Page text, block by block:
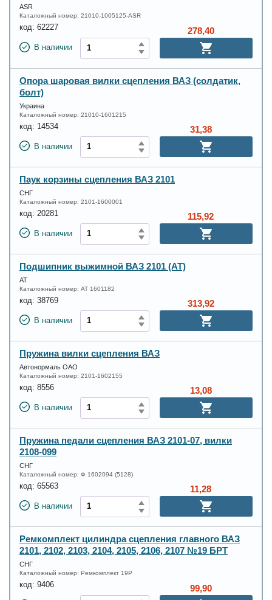
ASR
Каталожный номер: 21010-1005125-ASR
код: 62227
В наличии
278,40
Опора шаровая вилки сцепления ВАЗ (солдатик,
болт)
Украина
Каталожный номер: 21010-1601215
код: 14534
В наличии
31,38
Паук корзины сцепления ВАЗ 2101
СНГ
Каталожный номер: 2101-1600001
код: 20281
В наличии
115,92
Подшипник выжимной ВАЗ 2101 (АТ)
АТ
Каталожный номер: AT 1601182
код: 38769
В наличии
313,92
Пружина вилки сцепления ВАЗ
Автонормаль ОАО
Каталожный номер: 2101-1602155
код: 8556
В наличии
13,08
Пружина педали сцепления ВАЗ 2101-07, вилки
2108-099
СНГ
Каталожный номер: Ф 1602094 (5128)
код: 65563
В наличии
11,28
Ремкомплект цилиндра сцепления главного ВАЗ
2101, 2102, 2103, 2104, 2105, 2106, 2107 №19 БРТ
СНГ
Каталожный номер: Ремкомплект 19Р
код: 9406 99,90